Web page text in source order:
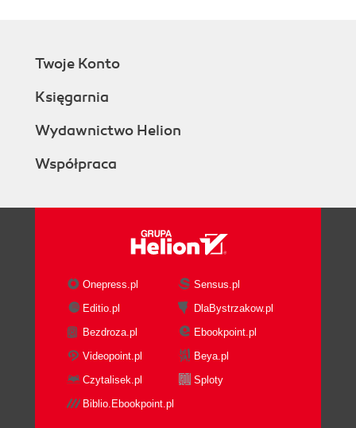
Twoje Konto
Księgarnia
Wydawnictwo Helion
Współpraca
Onepress.pl
Sensus.pl
Editio.pl
DlaBystrzakow.pl
Bezdroza.pl
Ebookpoint.pl
Videopoint.pl
Beya.pl
Czytalisek.pl
Sploty
Biblio.Ebookpoint.pl